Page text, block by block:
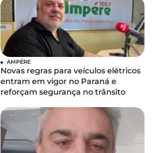
AMPÉRE
Novas regras para veículos elétricos
entram em vigor no Paraná e
reforçam segurança no trânsito